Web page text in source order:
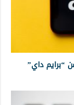
“برايم داي”